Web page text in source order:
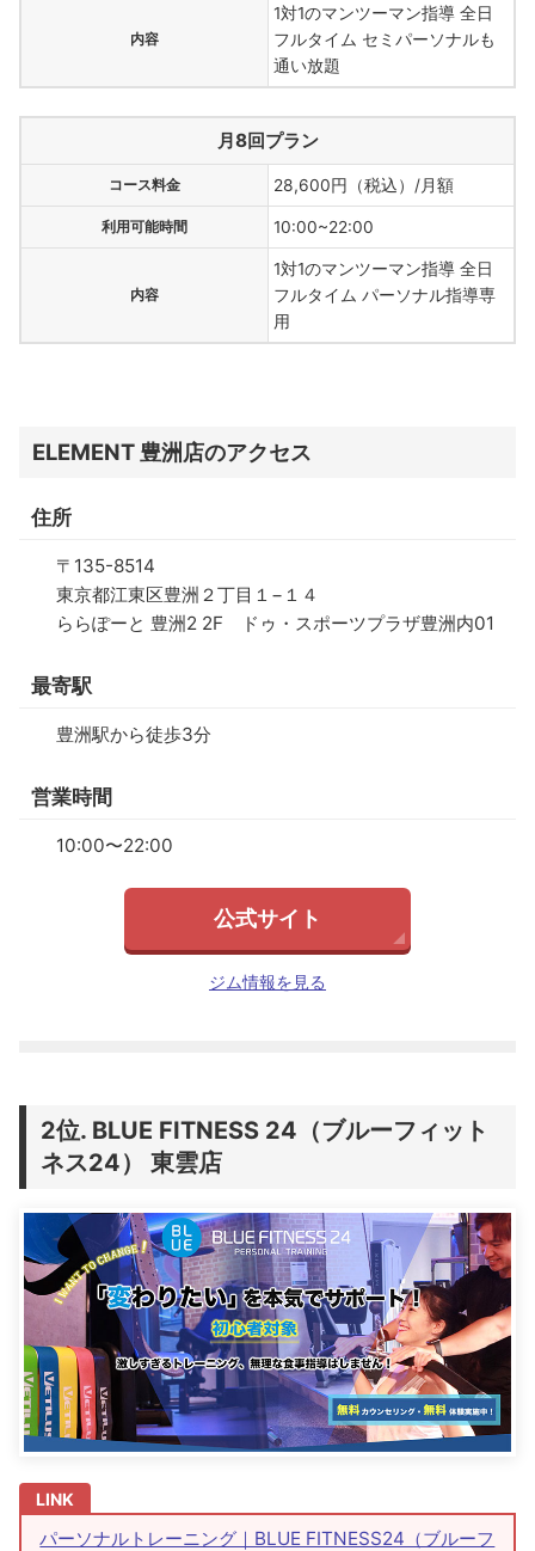
内容
1対1のマンツーマン指導 全日
フルタイム セミパーソナルも
通い放題
月8回プラン
コース料金 28,600円（税込）/月額
利用可能時間 10:00~22:00
内容
1対1のマンツーマン指導 全日
フルタイム パーソナル指導専
用
ELEMENT 豊洲店のアクセス
住所
〒135-8514
東京都江東区豊洲２丁目１−１４
ららぽーと 豊洲2 2F ドゥ・スポーツプラザ豊洲内01
最寄駅
豊洲駅から徒歩3分
営業時間
10:00〜22:00
公式サイト
ジム情報を見る
BLUE FITNESS 24（ブルーフィット
ネス24） 東雲店
パーソナルトレーニング｜BLUE FITNESS24（ブルーフ